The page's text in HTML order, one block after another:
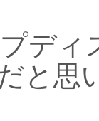
デ
と思